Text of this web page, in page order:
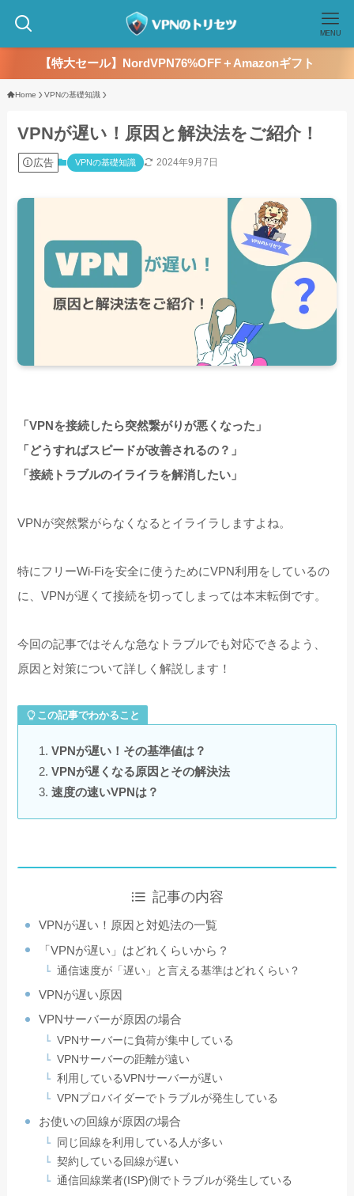
MENU
【特大セール】NordVPN76%OFF＋Amazonギフト
Home VPNの基礎知識
VPNが遅い！原因と解決法をご紹介！
広告 VPNの基礎知識 2024年9月7日
「VPNを接続したら突然繋がりが悪くなった」
「どうすればスピードが改善されるの？」
「接続トラブルのイライラを解消したい」
VPNが突然繋がらなくなるとイライラしますよね。
特にフリーWi-Fiを安全に使うためにVPN利用をしているの
に、VPNが遅くて接続を切ってしまっては本末転倒です。
今回の記事ではそんな急なトラブルでも対応できるよう、
原因と対策について詳しく解説します！
この記事でわかること
VPNが遅い！その基準値は？
VPNが遅くなる原因とその解決法
速度の速いVPNは？
記事の内容
VPNが遅い！原因と対処法の一覧
「VPNが遅い」はどれくらいから？
通信速度が「遅い」と言える基準はどれくらい？
VPNが遅い原因
VPNサーバーが原因の場合
VPNサーバーに負荷が集中している
VPNサーバーの距離が遠い
利用しているVPNサーバーが遅い
VPNプロバイダーでトラブルが発生している
お使いの回線が原因の場合
同じ回線を利用している人が多い
契約している回線が遅い
通信回線業者(ISP)側でトラブルが発生している